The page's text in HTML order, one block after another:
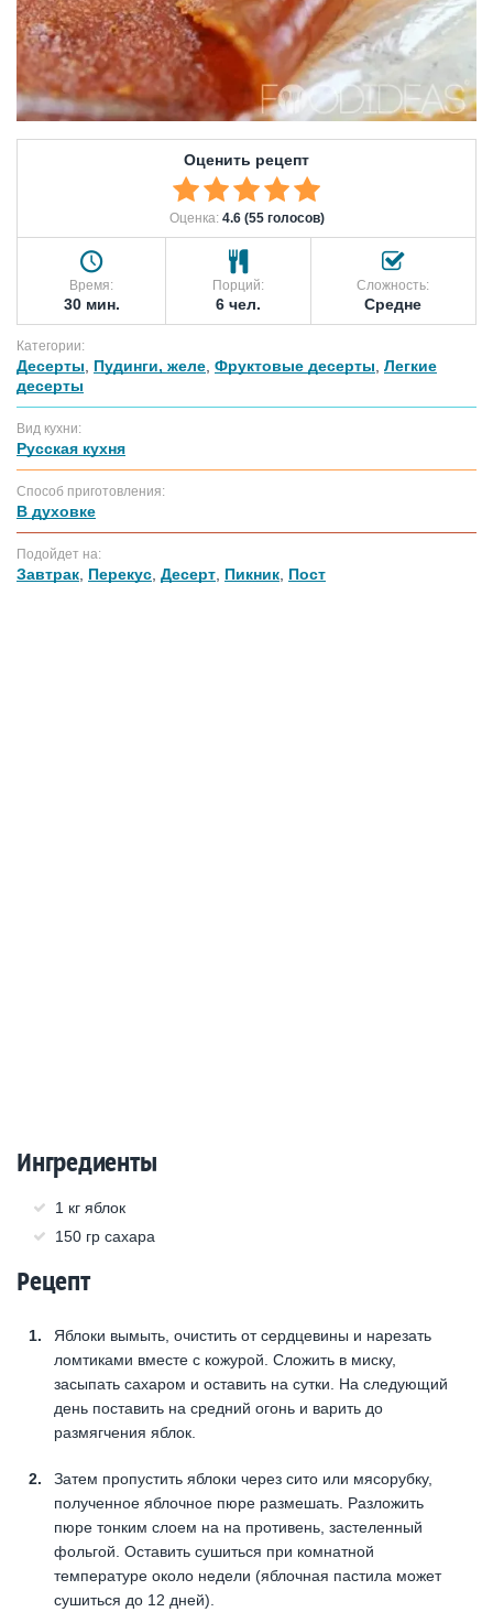
Оценить рецепт
Оценка: 4.6 (55 голосов)
Время:
30 мин.
Порций:
6 чел.
Сложность:
Средне
Категории:
Десерты Пудинги, желе Фруктовые десерты Легкие
десерты
Вид кухни:
Русская кухня
Способ приготовления:
В духовке
Подойдет на:
Завтрак Перекус Десерт Пикник Пост
Ингредиенты
1 кг яблок
150 гр сахара
Рецепт
Яблоки вымыть, очистить от сердцевины и нарезать
ломтиками вместе с кожурой. Сложить в миску,
засыпать сахаром и оставить на сутки. На следующий
день поставить на средний огонь и варить до
размягчения яблок.
Затем пропустить яблоки через сито или мясорубку,
полученное яблочное пюре размешать. Разложить
пюре тонким слоем на на противень, застеленный
фольгой. Оставить сушиться при комнатной
температуре около недели (яблочная пастила может
сушиться до 12 дней).